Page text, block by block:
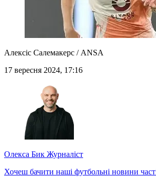
Алексіс Салемакерс / ANSA
17 вересня 2024, 17:16
Олекса Бик Журналіст
Хочеш бачити наші футбольні новини